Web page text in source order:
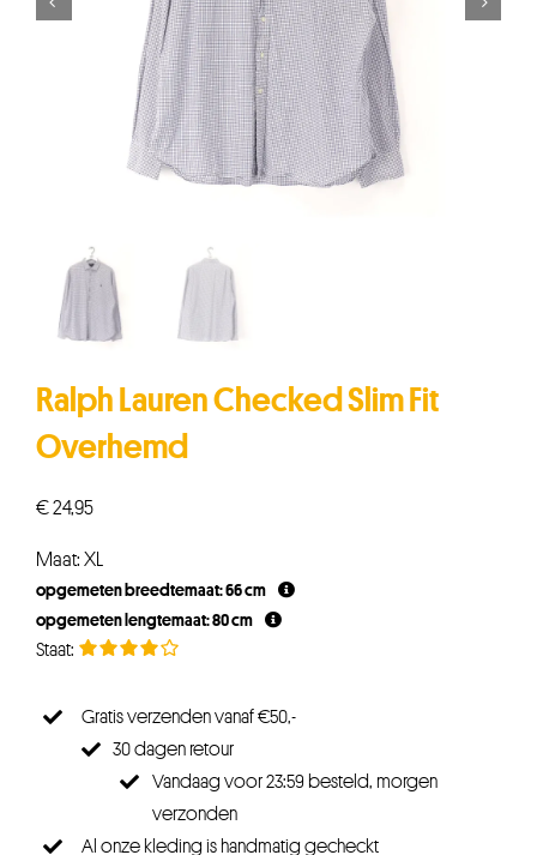
Ralph Lauren Checked Slim Fit
Overhemd
€24,95
Maat: XL
opgemeten breedtemaat: 66 cm
opgemeten lengtemaat: 80 cm
Gratis verzenden vanaf €50,-
30 dagen retour
Vandaag voor 23:59 besteld, morgen
verzonden
Al onze kleding is handmatig gecheckt